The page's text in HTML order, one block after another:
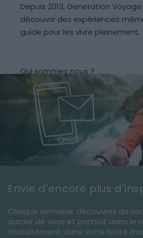
Depuis 2013, Generation
découvrir des expériences
guide pour les vivre pleinement.
Qui sommes nous ?
Recrutement
Partenariats/Publicité
Contact
Signaler une erreur
Suivez-nous sur les
Envie d'encore plus
Chaque semaine, découvrez de
autour de vous et partout dans le
Gratuitement, dans votre boîte